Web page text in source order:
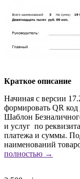
Краткое описание
Начиная с версии
формировать QR код
Шаблон
и услуг по
платежа и суммы.
наименований
полностью →